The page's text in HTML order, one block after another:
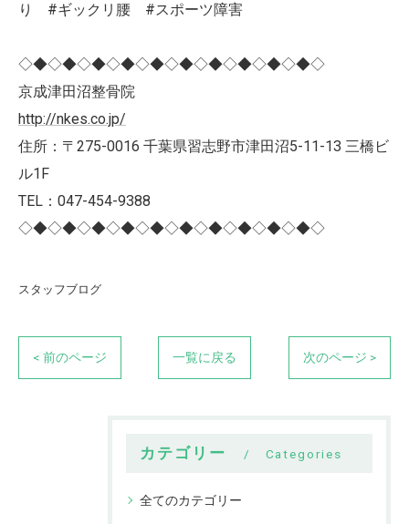
り #ギックリ腰 #スポーツ障害
◇◆◇◆◇◆◇◆◇◆◇◆◇◆◇◆◇◆◇◆◇
京成津田沼整骨院
http://nkes.co.jp/
住所：〒275-0016 千葉県習志野市津田沼5-11-13 三橋ビ
ル1F
TEL：047-454-9388
◇◆◇◆◇◆◇◆◇◆◇◆◇◆◇◆◇◆◇◆◇
スタッフブログ
< 前のページ 一覧に戻る 次のページ >
カテゴリー Categories
全てのカテゴリー